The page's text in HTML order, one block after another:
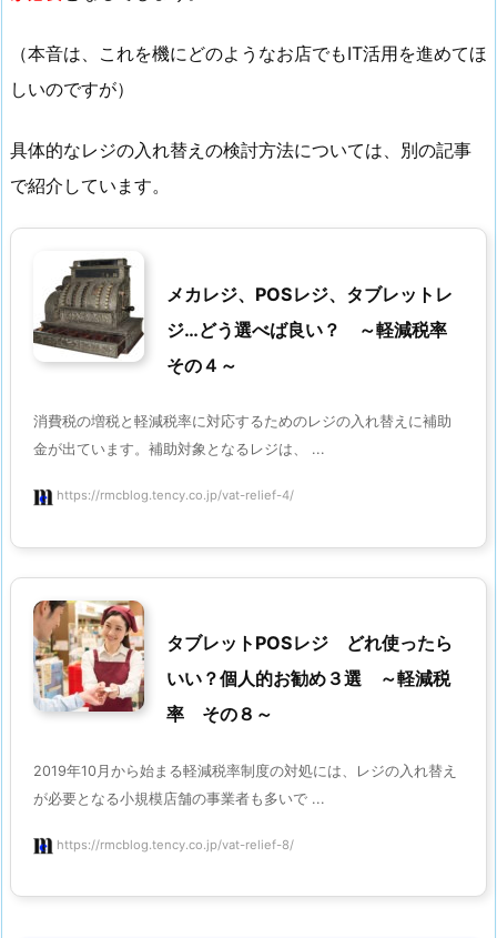
（本音は、これを機にどのようなお店でもIT活用を進めてほ
しいのですが）
具体的なレジの入れ替えの検討方法については、別の記事
で紹介しています。
メカレジ、POSレジ、タブレットレ
ジ…どう選べば良い？ ～軽減税率
その４～
消費税の増税と軽減税率に対応するためのレジの入れ替えに補助
金が出ています。補助対象となるレジは、 ...
https://rmcblog.tency.co.jp/vat-relief-4/
タブレットPOSレジ どれ使ったら
いい？個人的お勧め３選 ～軽減税
率 その８～
2019年10月から始まる軽減税率制度の対処には、レジの入れ替え
が必要となる小規模店舗の事業者も多いで ...
https://rmcblog.tency.co.jp/vat-relief-8/